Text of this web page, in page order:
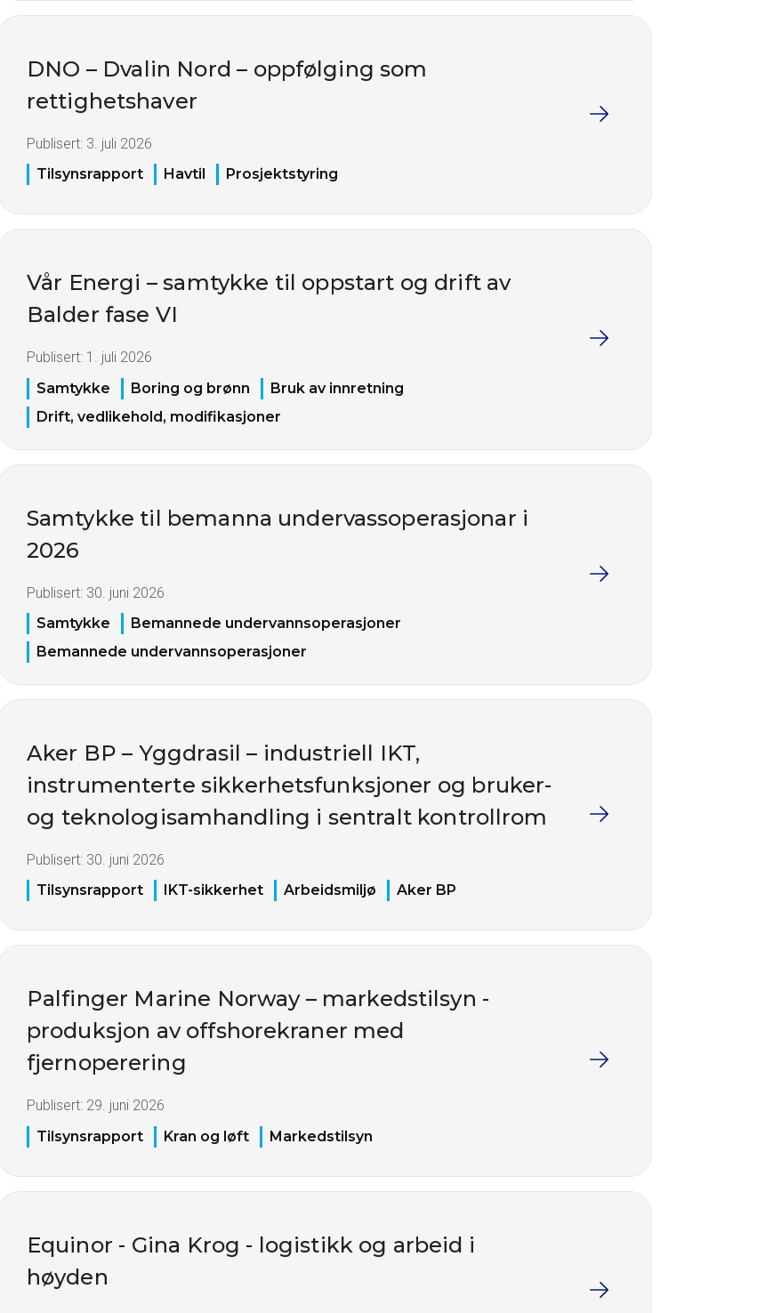
DNO – Dvalin Nord – oppfølging som
rettighetshaver
Publisert: 3. juli 2026
Tilsynsrapport
Havtil Prosjektstyring
Vår Energi – samtykke til oppstart og drift av
Balder fase VI
Publisert: 1. juli 2026
Samtykke
Boring og brønn
Bruk av innretning
Drift, vedlikehold, modifikasjoner
Samtykke til bemanna undervassoperasjonar i
2026
Publisert: 30. juni 2026
Samtykke
Bemannede undervannsoperasjoner
Bemannede undervannsoperasjoner
Aker BP – Yggdrasil – industriell IKT,
instrumenterte sikkerhetsfunksjoner og bruker-
og teknologisamhandling i sentralt kontrollrom
Publisert: 30. juni 2026
Tilsynsrapport
IKT-sikkerhet Arbeidsmiljø Aker BP
Palfinger Marine Norway – markedstilsyn -
produksjon av offshorekraner med
fjernoperering
Publisert: 29. juni 2026
Tilsynsrapport
Kran og løft Markedstilsyn
Equinor - Gina Krog - logistikk og arbeid i
høyden